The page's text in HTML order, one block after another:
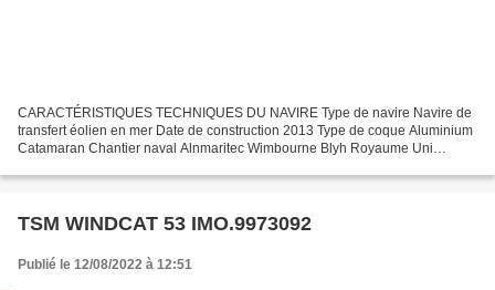
CARACTÉRISTIQUES TECHNIQUES DU NAVIRE Type de navire Navire de
transfert éolien en mer Date de construction 2013 Type de coque Aluminium
Catamaran Chantier naval Alnmaritec Wimbourne Blyh Royaume Uni
TSM WINDCAT 53 IMO.9973092
Publié le 12/08/2022 à 12:51